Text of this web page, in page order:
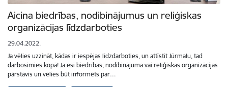
Aicina biedrības, nodibinājumus un reliģiskas
organizācijas līdzdarboties
29.04.2022.
Ja vēlies uzzināt, kādas ir iespējas līdzdarboties, un attīstīt Jūrmalu, tad
darbosimies kopā! Ja esi biedrības, nodibinājuma vai reliģiskas organizācijas
pārstāvis un vēlies būt informēts par…